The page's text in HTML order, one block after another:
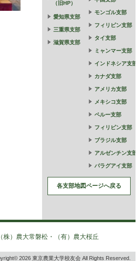
（旧HP）
愛知県支部
三重県支部
滋賀県支部
モンゴル支部
フィリピン支部
タイ支部
ミャンマー支部
インドネシア支部
カナダ支部
アメリカ支部
メキシコ支部
ペルー支部
フィリピン支部
ブラジル支部
アルゼンチン支部
パラグアイ支部
各支部地図ページへ戻る
（株）農大常磐松・（有）農大桜丘
2026 東京農業大学校友会 All Rights Reserved.